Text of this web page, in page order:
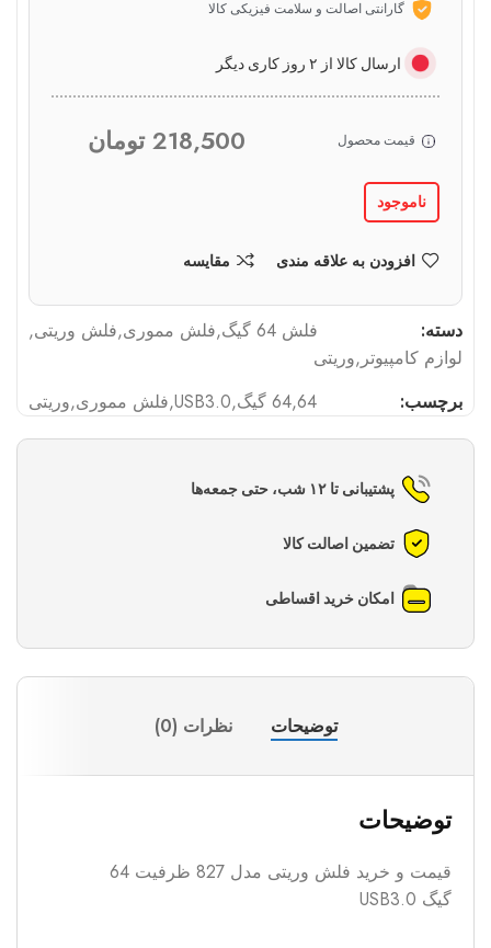
گارانتی اصالت و سلامت فیزیکی کالا
ارسال کالا از ۲ روز کاری دیگر
قیمت محصول 218,500 تومان
ناموجود
افزودن به علاقه مندی مقایسه
دسته: فلش 64 گیگ ,فلش مموری,فلش وریتی,
لوازم کامپیوتر ,وریتی
برچسب:
64
,64 گیگ ,
USB3.0
,فلش مموری,وریتی
پشتیبانی تا ۱۲ شب، حتی جمعه‌ها
تضمین اصالت کالا
امکان خرید اقساطی
توضیحات نظرات (0)
توضیحات
قیمت و خرید فلش وریتی مدل 827 ظرفیت 64
گیگ USB3.0